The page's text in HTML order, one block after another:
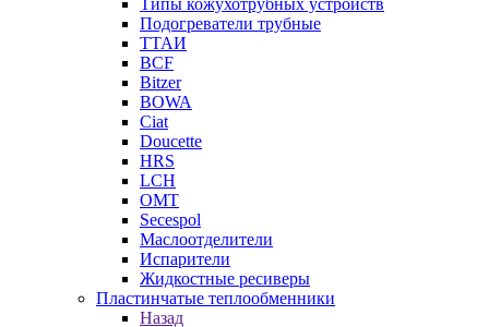
Типы кожухотрубных устройств
Подогреватели трубные
ТТАИ
BCF
Bitzer
BOWA
Ciat
Doucette
HRS
LCH
OMT
Secespol
Маслоотделители
Испарители
Жидкостные ресиверы
Пластинчатые теплообменники
Назад